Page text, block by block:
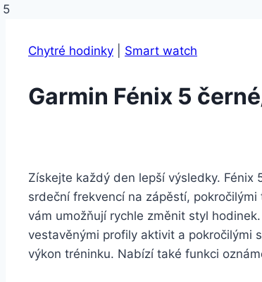
Chytré hodinky Smart watch
Garmin Fénix 5
Získejte každý den lepší výsledky. Fénix
srdeční frekvencí na zápěstí,
vám umožňují rychle změnit styl
vestavěnými profily aktivit a pokročilými
výkon tréninku. Nabízí také funkci